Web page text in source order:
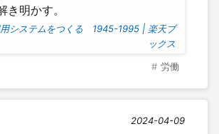
き明かす。
システムをつくる 1945-1995 | 楽天ブ
ックス
労働
2024-04-09